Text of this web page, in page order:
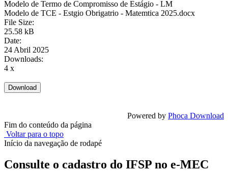
Modelo de Termo de Compromisso de Estágio - LM
Modelo de TCE - Estgio Obrigatrio - Matemtica 2025.docx
File Size:
25.58 kB
Date:
24 Abril 2025
Downloads:
4 x
Powered by Phoca Download
Fim do conteúdo da página
Voltar para o topo
Início da navegação de rodapé
Consulte o cadastro do IFSP no e-MEC